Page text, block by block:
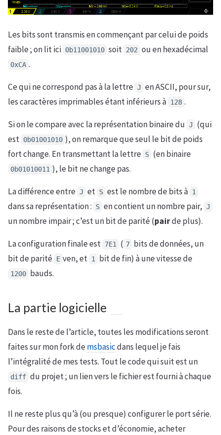
Les bits sont transmis en commençant par celui de poids
faible ; on lit ici 0b11001010 soit 202 ou en hexadécimal
0xCA .
Ce qui ne correspond pas à la lettre J en ASCII, pour sur,
les caractères imprimables étant inférieurs à 128 .
Si on le compare avec la représentation binaire du J
(qui
est 0b01001010 ), on remarque que seul le bit de poids
fort change. En transmettant la lettre S (en binaire
0b01010011 ), le bit ne change pas.
La différence entre J et S est le nombre de bits à 1
dans sa représentation : S en contient un nombre pair, J
un nombre impair ; c’est un bit de parité (pairde plus).
La configuration finale est 7E1 ( 7 bits de données, un
bit de parité E ven, et 1 bit de fin) à une vitesse de
1200 bauds.
La partie logicielle
Dans le reste de l’article, toutes les modifications seront
faites sur mon fork demsbasicdans lequel je fais
l’intégralité de mes tests. Tout le code qui suit est un
diff du projet ; un lien vers le fichier est fourni à chaque
fois.
Il ne reste plus qu’à (ou presque) configurer le port série.
Pour des raisons de stocks et d’économie, acheter